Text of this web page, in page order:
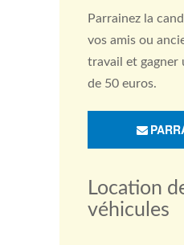
Parrainez la
vos amis ou
travail et gagner
de 50 euros.
Location
véhicules